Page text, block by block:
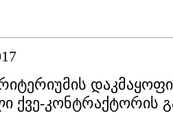
ქვე-კონტრაქტორის